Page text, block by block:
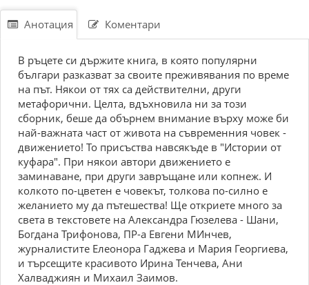
Анотация Коментари
В ръцете си държите книга, в която популярни
българи разказват за своите преживявания по време
на път. Някои от тях са действителни, други
метафорични. Целта, вдъхновила ни за този
сборник, беше да обърнем внимание върху може би
най-важната част от живота на съвременния човек -
движението! То присъства навсякъде в "Истории от
куфара". При някои автори движението е
заминаване, при други завръщане или копнеж. И
колкото по-цветен е човекът, толкова по-силно е
желанието му да пътешества! Ще откриете много за
света в текстовете на Александра Гюзелева - Шани,
Богдана Трифонова, ПР-а Евгени МИнчев,
журналистите Елеонора Гаджева и Мария Георгиева,
и търсещите красивото Ирина Тенчева, Ани
Халваджиян и Михаил Заимов.